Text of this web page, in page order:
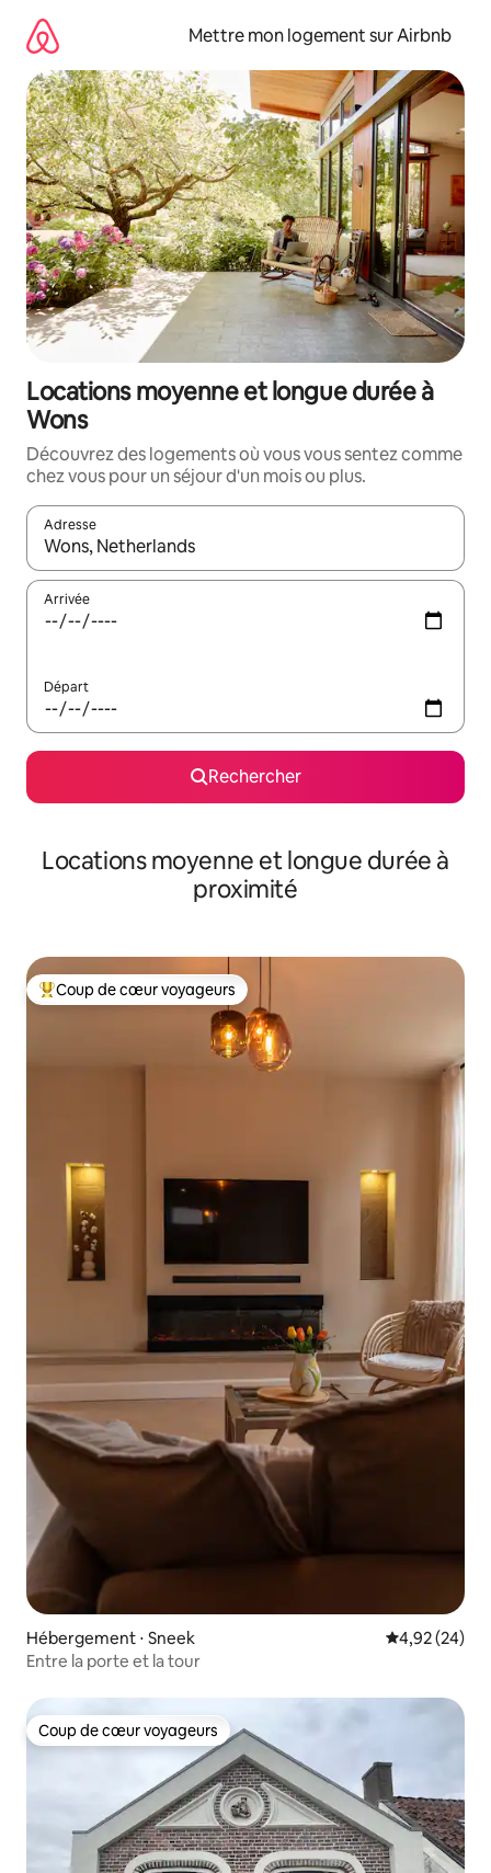
directement
contenu
Mettre mon logement sur Airbnb
Locations moyenne et longue durée à
Wons
Découvrez des logements où vous vous sentez comme
chez vous pour un séjour d'un mois ou plus.
Adresse
Lorsque les résultats s'affichent, utilisez les flèches vers le
Arrivée
Départ
Rechercher
Locations moyenne et longue durée à
proximité
Coups de cœur voyageurs les plus appréciés
Coup de cœur voyageurs
Hébergement ⋅ Sneek Évaluation
4,92 (24)
Entre la porte et la tour
Coup de cœur voyageurs
Coup de cœur voyageurs